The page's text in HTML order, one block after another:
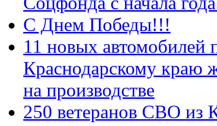
С Днем Победы!!!
11 новых автомобилей
Краснодарскому краю
на производстве
250 ветеранов СВО из